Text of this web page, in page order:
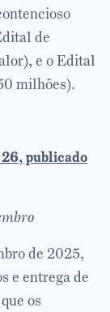
de
e o Edital
milhões).
publicado
de 2025,
e entrega de
os